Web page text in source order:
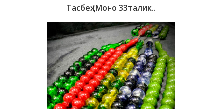
Тасбеҳ (моно 33талик..